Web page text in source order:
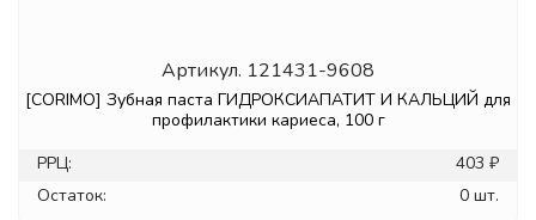
Артикул. 121431-9608
[CORIMO] Зубная паста ГИДРОКСИАПАТИТ И КАЛЬЦИЙ для
профилактики кариеса, 100 г
РРЦ:
403 ₽
Остаток:
0 шт.